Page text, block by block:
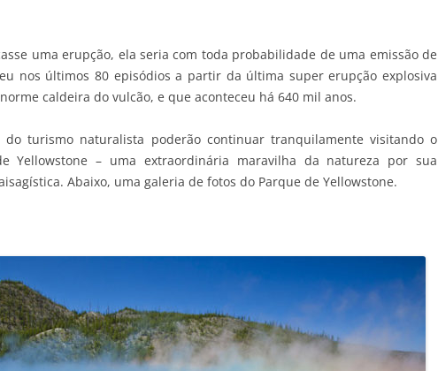
uma erupção, ela seria com toda probabilidade de uma emissão de
nos últimos 80 episódios a partir da última super erupção explosiva
caldeira do vulcão, e que aconteceu há 640 mil anos.
do turismo naturalista poderão continuar tranquilamente visitando o
Yellowstone – uma extraordinária maravilha da natureza por sua
Abaixo, uma galeria de fotos do Parque de Yellowstone.